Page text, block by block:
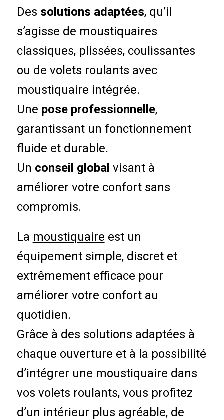
Des solutions adaptées, qu’il
s’agisse de moustiquaires
classiques, plissées, coulissantes
ou de volets roulants avec
moustiquaire intégrée.
Une pose professionnelle,
garantissant un fonctionnement
fluide et durable.
Un conseil global visant à
améliorer votre confort sans
compromis.
La moustiquaire est un
équipement simple, discret et
extrêmement efficace pour
améliorer votre confort au
quotidien.
Grâce à des solutions adaptées à
chaque ouverture et à la possibilité
d’intégrer une moustiquaire dans
vos volets roulants, vous profitez
d’un intérieur plus agréable, de